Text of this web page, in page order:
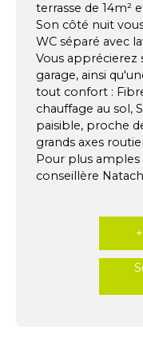
terrasse de 14m²
Son côté nuit
WC séparé avec
Vous apprécierez
garage, ainsi
tout confort :
chauffage au sol,
paisible, proche
grands axes
Pour plus
conseillère